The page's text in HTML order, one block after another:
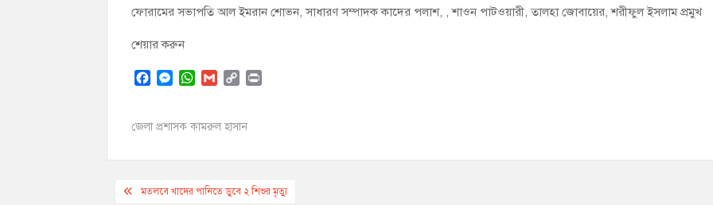
ফোরামের সভাপতি আল ইমরান শোভন, সাধারণ সম্পাদক কাদের পলাশ, , শাওন পাটওয়ারী, তালহা জোবায়ের, শরীফুল ইসলাম প্রমুখ
শেয়ার করুন
c
b
o
s
e
g
a
s
p
a
l
p
L
n
i
t
জেলা প্রশাসক কামরুল হাসান
Postমতলবে খাদের পানিতে ডুবে ২ শিশুর মৃত্যু